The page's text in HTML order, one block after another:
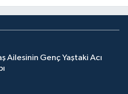
Ailesinin Genç Yaştaki Acı